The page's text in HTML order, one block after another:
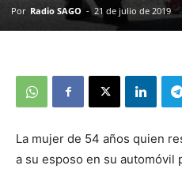
Por Radio SAGO - 21 de julio de 2019
La mujer de 54 años quien
a su esposo en su automóvil